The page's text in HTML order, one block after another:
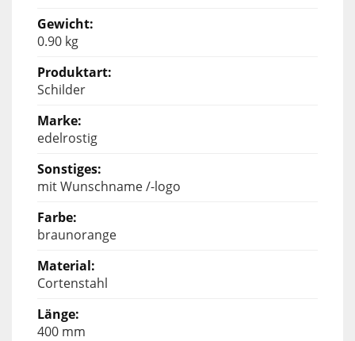
0.90 kg
Schilder
edelrostig
mit Wunschname /-logo
braunorange
Cortenstahl
400 mm